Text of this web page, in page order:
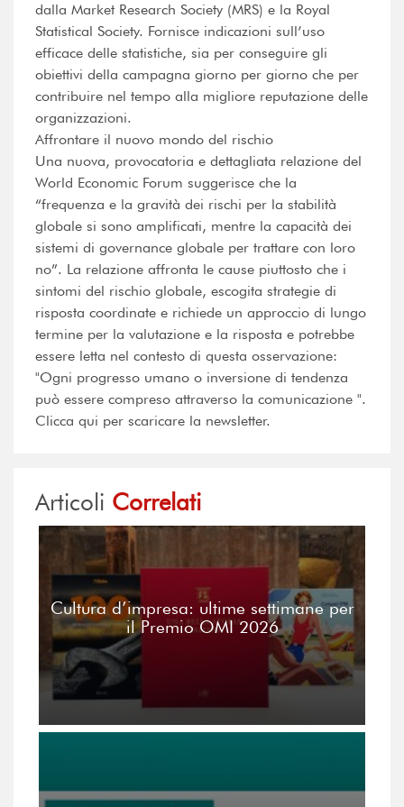
dalla Market Research Society (MRS) e la Royal
Statistical Society. Fornisce indicazioni sull’uso
efficace delle statistiche, sia per conseguire gli
obiettivi della campagna giorno per giorno che per
contribuire nel tempo alla migliore reputazione delle
organizzazioni.
Affrontare il nuovo mondo del rischio
Una nuova, provocatoria e dettagliata relazione del
World Economic Forum suggerisce che la
“frequenza e la gravità dei rischi per la stabilità
globale si sono amplificati, mentre la capacità dei
sistemi di governance globale per trattare con loro
no”. La relazione affronta le cause piuttosto che i
sintomi del rischio globale, escogita strategie di
risposta coordinate e richiede un approccio di lungo
termine per la valutazione e la risposta e potrebbe
essere letta nel contesto di questa osservazione:
"Ogni progresso umano o inversione di tendenza
può essere compreso attraverso la comunicazione ".
Clicca qui per scaricare la newsletter.
Articoli Correlati
Cultura d’impresa: ultime settimane per
il Premio OMI 2026